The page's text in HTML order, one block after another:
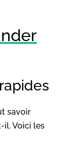
savoir
il. Voici les